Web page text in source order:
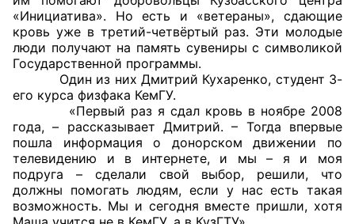
Члены ОП КО
Документы ОП КО
Регламент ОП КО
Кодекс этики ОП КО
Положения
Соглашения
Рекомендации
«Инициатива». Но есть и «ветераны», сдающие
кровь уже в третий-четвёртый раз. Эти молодые
люди получают на память сувениры с символикой
Государственной программы.
Один из них Дмитрий Кухаренко, студент 3-
его курса физфака КемГУ.
«Первый раз я сдал кровь в ноябре 2008
года, – рассказывает Дмитрий. – Тогда впервые
пошла информация о донорском движении по
телевидению и в интернете, и мы – я и моя
подруга – сделали свой выбор, решили, что
должны помогать людям, если у нас есть такая
возможность. Мы и сегодня вместе пришли, хотя